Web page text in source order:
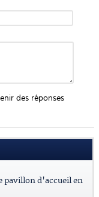
des réponses
pavillon d'accueil en